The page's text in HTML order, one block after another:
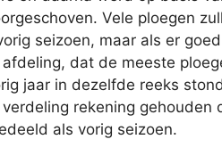
Vele ploegen
seizoen, maar als er
dat de meeste
jaar in dezelfde reeks
rekening gehouden
als vorig seizoen.